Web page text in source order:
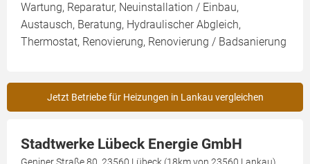
Wartung, Reparatur, Neuinstallation / Einbau,
Austausch, Beratung, Hydraulischer Abgleich,
Thermostat, Renovierung, Renovierung / Badsanierung
Jetzt Betriebe für Heizungen in Lankau vergleichen
Stadtwerke Lübeck Energie GmbH